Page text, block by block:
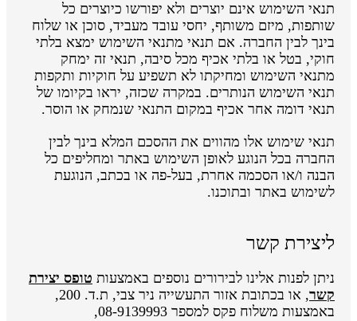
תנאי השימוש אינם יוצרים ולא יפורשו כיוצרים כל
שותפות, מיזם משותף, יחסי עובד מעביד, סוכן או שלוח
בינך לבין החברה. אם תנאי מתנאי השימוש ימצא בלתי
חוקי, בטל או בלתי אכיף מכל סיבה, תנאי זה ימחק
מתנאי השימוש ומחיקתו לא תשפיע על חוקיות ותקפות
תנאי השימוש הנותרים. במקרה שכזה, יראו בקיומו של
תנאי דומה אחר אכיף במקום התנאי שנמחק או הוסר.
תנאי שימוש אלו מהווים את ההסכם המלא בינך לבין
החברה בכל הנוגע לאופן השימוש באתר ומחליפים כל
הבנה ו/או הסכמה אחרת, בעל-פה או בכתב, הנוגעת
לשימוש באתר ובתוכנו.
ליצירת קשר
ניתן לפנות אלינו לבירורים נוספים באמצעות טופס יצירת
קשר
, או בכתובת אזור התעשייה ניר צבי, ת.ד. 200,
באמצעות משלוח פקס למספר 08-9139993,